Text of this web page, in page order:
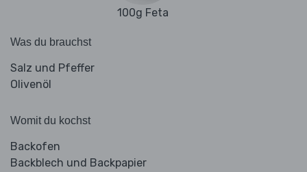
100g Feta
Was du brauchst
Salz und Pfeffer
Olivenöl
Womit du kochst
Backofen
Backblech und Backpapier